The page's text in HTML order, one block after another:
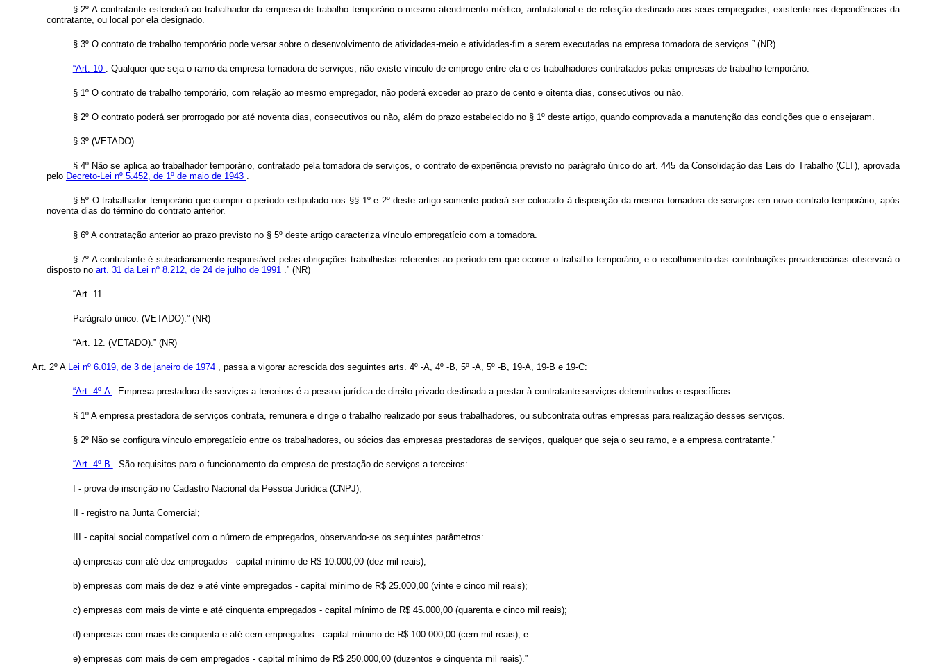
§ 2º A contratante estenderá ao trabalhador da empresa de trabalho temporário o mesmo atendimento médico, ambulatorial e de refeição destinado aos seus empregados, existente nas dependências da
contratante, ou local por ela designado.
§ 3º O contrato de trabalho temporário pode versar sobre o desenvolvimento de atividades-meio e atividades-fim a serem executadas na empresa tomadora de serviços.” (NR)
“Art. 10 . Qualquer que seja o ramo da empresa tomadora de serviços, não existe vínculo de emprego entre ela e os trabalhadores contratados pelas empresas de trabalho temporário.
§ 1º O contrato de trabalho temporário, com relação ao mesmo empregador, não poderá exceder ao prazo de cento e oitenta dias, consecutivos ou não.
§ 2º O contrato poderá ser prorrogado por até noventa dias, consecutivos ou não, além do prazo estabelecido no § 1º deste artigo, quando comprovada a manutenção das condições que o ensejaram.
§ 3º (VETADO).
§ 4º Não se aplica ao trabalhador temporário, contratado pela tomadora de serviços, o contrato de experiência previsto no parágrafo único do art. 445 da Consolidação das Leis do Trabalho (CLT), aprovada
pelo Decreto-Lei nº 5.452, de 1º de maio de 1943 .
§ 5º O trabalhador temporário que cumprir o período estipulado nos §§ 1º e 2º deste artigo somente poderá ser colocado à disposição da mesma tomadora de serviços em novo contrato temporário, após
noventa dias do término do contrato anterior.
§ 6º A contratação anterior ao prazo previsto no § 5º deste artigo caracteriza vínculo empregatício com a tomadora.
§ 7º A contratante é subsidiariamente responsável pelas obrigações trabalhistas referentes ao período em que ocorrer o trabalho temporário, e o recolhimento das contribuições previdenciárias observará o
disposto no art. 31 da Lei nº 8.212, de 24 de julho de 1991 .” (NR)
“Art. 11. .......................................................................
Parágrafo único. (VETADO).” (NR)
“Art. 12. (VETADO).” (NR)
Art. 2º A Lei nº 6.019, de 3 de janeiro de 1974 , passa a vigorar acrescida dos seguintes arts. 4º -A, 4º -B, 5º -A, 5º -B, 19-A, 19-B e 19-C:
“Art. 4º-A . Empresa prestadora de serviços a terceiros é a pessoa jurídica de direito privado destinada a prestar à contratante serviços determinados e específicos.
§ 1º A empresa prestadora de serviços contrata, remunera e dirige o trabalho realizado por seus trabalhadores, ou subcontrata outras empresas para realização desses serviços.
§ 2º Não se configura vínculo empregatício entre os trabalhadores, ou sócios das empresas prestadoras de serviços, qualquer que seja o seu ramo, e a empresa contratante.”
“Art. 4º-B . São requisitos para o funcionamento da empresa de prestação de serviços a terceiros:
I - prova de inscrição no Cadastro Nacional da Pessoa Jurídica (CNPJ);
II - registro na Junta Comercial;
III - capital social compatível com o número de empregados, observando-se os seguintes parâmetros:
a) empresas com até dez empregados - capital mínimo de R$ 10.000,00 (dez mil reais);
b) empresas com mais de dez e até vinte empregados - capital mínimo de R$ 25.000,00 (vinte e cinco mil reais);
c) empresas com mais de vinte e até cinquenta empregados - capital mínimo de R$ 45.000,00 (quarenta e cinco mil reais);
d) empresas com mais de cinquenta e até cem empregados - capital mínimo de R$ 100.000,00 (cem mil reais); e
e) empresas com mais de cem empregados - capital mínimo de R$ 250.000,00 (duzentos e cinquenta mil reais).”